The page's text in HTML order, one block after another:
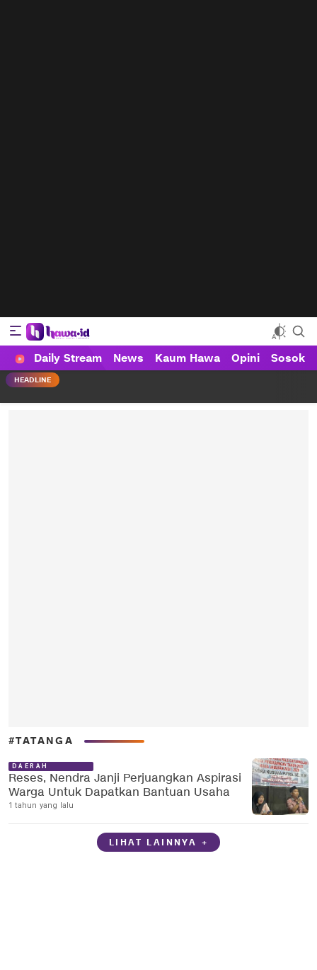
HAWA
Haluan Wanita Indonesia
Daily Stream News Kaum Hawa Opini Sosok
HEADLINE
#TATANGA
DAERAH
Reses, Nendra Janji Perjuangkan Aspirasi
Warga Untuk Dapatkan Bantuan Usaha
1 tahun yang lalu
LIHAT LAINNYA +